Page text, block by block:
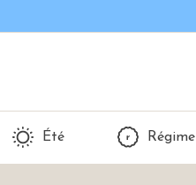
Été Régime